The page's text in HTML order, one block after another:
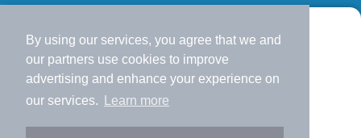
By using our services, you agree that we and
our partners use cookies to improve
advertising and enhance your experience on
our services.
Learn more
より使いやすくなった
アプリで物件探ししませんか？
サクサク動く地図で物件検索
©NIFTY Lifestyle Co., Ltd.